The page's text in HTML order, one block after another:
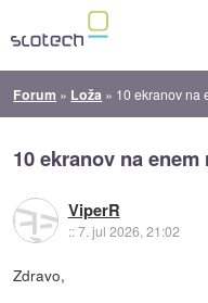
Forum » Loža » 10 ekranov na
10 ekranov na
ViperR
::7. jul 2026, 21:02
Zdravo,